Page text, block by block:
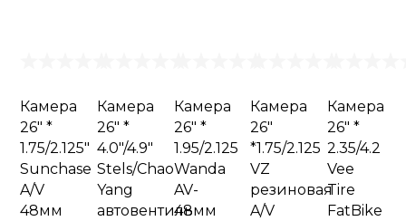
Камера
26" *
1.75/2.125"
Sunchase
A/V
48мм
Камера
26" *
4.0"/4.9"
Stels/Chao
Yang
автовентиль
Камера
26" *
1.95/2.125
Wanda
AV-
48мм
Камера
26"
*1.75/2.125
VZ
резиновая
A/V
Камера
26" *
2.35/4.2
Vee
Tire
FatBike